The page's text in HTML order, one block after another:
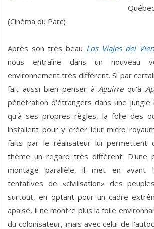
(Cinéma du Parc)
Après son très beau Los Viajes del
nous entraîne dans un nouveau
environnement très différent. Si par
fait aussi bien penser àAguirrequ'à
pénétration d'étrangers dans une jungle
qu'à ses propres règles, la folie des
installent pour y créer leur micro
faits par le réalisateur lui permettent
thème un regard très différent. D'une
montage parallèle, il met en avant
tentatives de «civilisation» des
surtout, en optant pour un cadre
apaisé, il ne montre plus la folie
du colonisateur, mais avec celui de